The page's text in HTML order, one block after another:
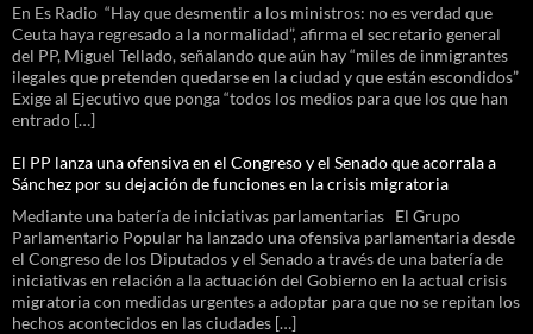
En Es Radio “Hay que desmentir a los ministros: no es verdad que
Ceuta haya regresado a la normalidad”, afirma el secretario general
del PP, Miguel Tellado, señalando que aún hay “miles de inmigrantes
ilegales que pretenden quedarse en la ciudad y que están escondidos”
Exige al Ejecutivo que ponga “todos los medios para que los que han
entrado […]
El PP lanza una ofensiva en el Congreso y el Senado que acorrala a
Sánchez por su dejación de funciones en la crisis migratoria
Mediante una batería de iniciativas parlamentarias El Grupo
Parlamentario Popular ha lanzado una ofensiva parlamentaria desde
el Congreso de los Diputados y el Senado a través de una batería de
iniciativas en relación a la actuación del Gobierno en la actual crisis
migratoria con medidas urgentes a adoptar para que no se repitan los
hechos acontecidos en las ciudades […]